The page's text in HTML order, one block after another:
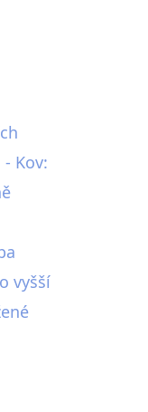
Kov:
vyšší